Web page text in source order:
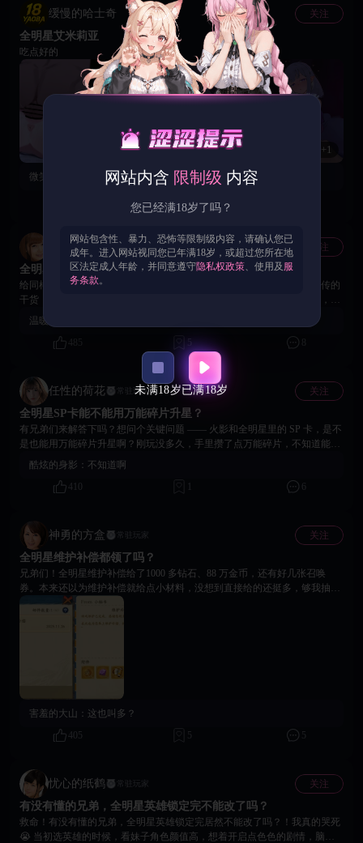
缓慢的哈士奇 关注
全明星艾米莉亚
吃点好的
+1
微笑的小熊猫：
都有啥角色
犹豫的茉莉 常驻玩家 关注
全明星个人推图攻略
给同样是新手的兄弟们分享下我整理的个人攻略，都是跨服群里老玩家传的
干货！新手统一氪赤瞳准没错，这英雄就是版本答案，谁的赤瞳练得猛，前
期基本就能横着走！最开始建议狂堆赤瞳、卡卡、狂三、晚美这四个，阵容
直接拉满。重点说下，跨服里大家都公认觉醒狂三是最优解，强度远超觉醒
卡卡，前中期就是纯拼赤瞳的练度，资源全砸给这几位，推图、竞技场都不
温暖的蜗牛：
5
任性的荷花 常驻玩家 关注
全明星SP卡能不能用万能碎片升星？
有兄弟们来解答下吗？想问个关键问题 —— 火影和全明星里的 SP 卡，是不
是也能用万能碎片升星啊？刚玩没多久，手里攒了点万能碎片，不知道能不
能用在这俩游戏的 SP 卡上。要是能通用在SP卡养成就省大事了！有没有大
酷炫的身影： 不知道啊
410
神勇的方盒 常驻玩家 关注
全明星维护补偿都领了吗？
兄弟们！全明星维护补偿给了1000 多钻石、88 万金币，还有好几张召唤
券。本来还以为维护补偿就给点小材料，没想到直接给的还挺多，够我抽好
几发限定卡池了，天女兽和兵长我来了！必须夸一句，这波福利诚意拉满，
官方继续保持啊！
害羞的大山： 这也叫多？
405
5 5
忧心的纸鹤 常驻玩家 关注
有没有懂的兄弟，全明星英雄锁定完不能改了吗？
救命！有没有懂的兄弟，全明星英雄锁定完居然不能改了吗？！我真的哭死
😭 当初选英雄的时候，看妹子角色颜值高，想着开启点色色的剧情，脑子
网站内含 限制级 内容
您已经满18岁了吗？
网站包含性、暴力、恐怖等限制级内容，请确认您已
成年。进入网站视同您已年满18岁，或超过您所在地
区法定成人年龄，并同意遵守隐私权政策、使用及 服
务条款。
未满18岁已满18岁